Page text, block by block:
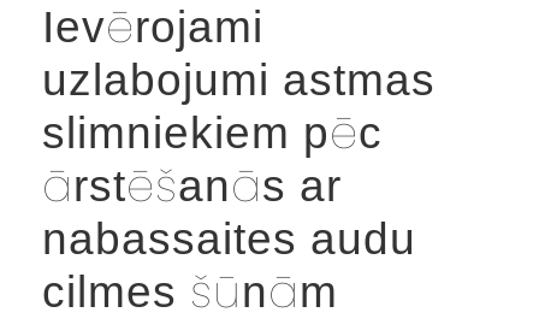
Ievērojami
uzlabojumi astmas
slimniekiem pēc
ārstēšanās ar
nabassaites audu
cilmes šūnām